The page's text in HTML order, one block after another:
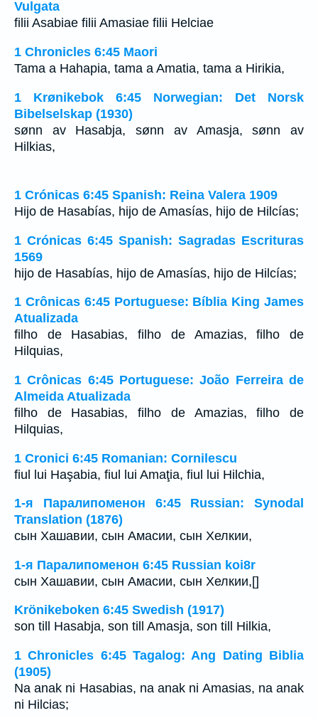
Vulgata
filii Asabiae filii Amasiae filii Helciae
1 Chronicles 6:45 Maori
Tama a Hahapia, tama a Amatia, tama a Hirikia,
1 Krønikebok 6:45 Norwegian: Det Norsk
Bibelselskap (1930)
sønn av Hasabja, sønn av Amasja, sønn av
Hilkias,
1 Crónicas 6:45 Spanish: Reina Valera 1909
Hijo de Hasabías, hijo de Amasías, hijo de Hilcías;
1 Crónicas 6:45 Spanish: Sagradas Escrituras
1569
hijo de Hasabías, hijo de Amasías, hijo de Hilcías;
1 Crônicas 6:45 Portuguese: Bíblia King James
Atualizada
filho de Hasabias, filho de Amazias, filho de
Hilquias,
1 Crônicas 6:45 Portuguese: João Ferreira de
Almeida Atualizada
filho de Hasabias, filho de Amazias, filho de
Hilquias,
1 Cronici 6:45 Romanian: Cornilescu
fiul lui Haşabia, fiul lui Amaţia, fiul lui Hilchia,
1-я Паралипоменон 6:45 Russian: Synodal
Translation (1876)
сын Хашавии, сын Амасии, сын Хелкии,
1-я Паралипоменон 6:45 Russian koi8r
сын Хашавии, сын Амасии, сын Хелкии,[]
Krönikeboken 6:45 Swedish (1917)
son till Hasabja, son till Amasja, son till Hilkia,
1 Chronicles 6:45 Tagalog: Ang Dating Biblia
(1905)
Na anak ni Hasabias, na anak ni Amasias, na anak
ni Hilcias;